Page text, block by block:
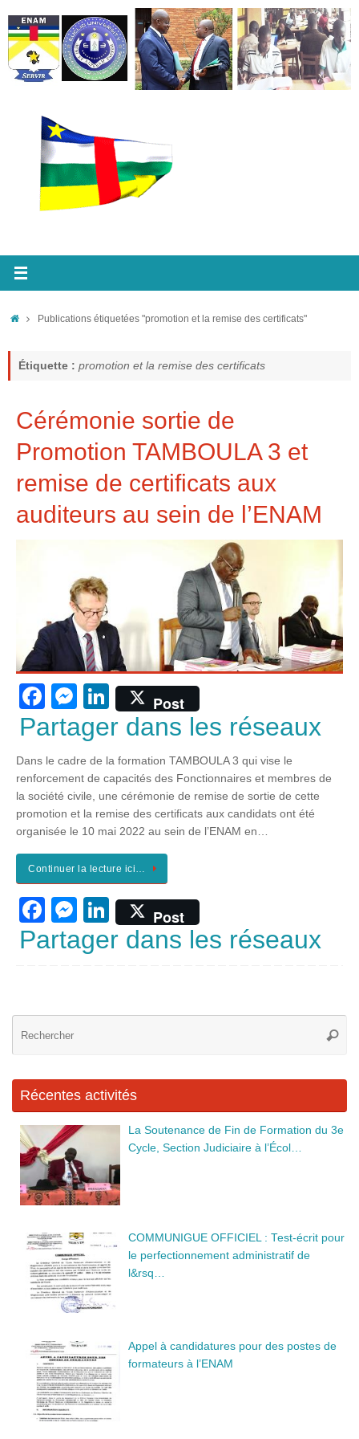
au
contenu
AccueilPublications étiquetées "promotion et la remise des certificats"
Étiquette : promotion et la remise des certificats
Cérémonie sortie de
Promotion TAMBOULA 3 et
remise de certificats aux
auditeurs au sein de l’ENAM
F
a
e
b
o
o
k
M
e
ss
e
n
g
er
Li
n
e
dI
n
Post
Partager dans les réseaux
Dans le cadre de la formation TAMBOULA 3 qui vise le
renforcement de capacités des Fonctionnaires et membres de
la société civile, une cérémonie de remise de sortie de cette
promotion et la remise des certificats aux candidats ont été
organisée le 10 mai 2022 au sein de l’ENAM en…
Continuer la lecture ici…
F
a
b
o
k
M
e
ss
n
Li
n
dI
Post
Partager dans les réseaux
Récentes activités
La Soutenance de Fin de Formation du 3e
Cycle, Section Judiciaire à l’Écol…
COMMUNIGUE OFFICIEL : Test-écrit pour
le perfectionnement administratif de
l&rsq…
Appel à candidatures pour des postes de
formateurs à l’ENAM